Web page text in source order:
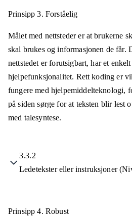
Prinsipp 3. Forståelig
Målet med nettsteder er at brukerne
skal brukes og informasjonen de får.
nettstedet er forutsigbart, har et
hjelpefunksjonalitet. Rett koding er
fungere med hjelpemiddelteknologi,
på siden sørge for at teksten blir lest
med talesyntese.
3.3.2
Ledetekster eller instruksjoner
Prinsipp 4. Robust